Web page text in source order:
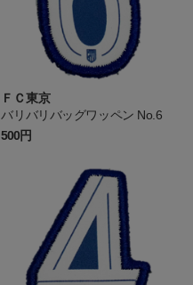
ＦＣ東京
バリバリバッグワッペン No.6
500円